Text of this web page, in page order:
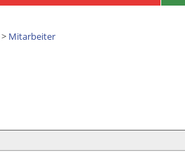
> Mitarbeiter